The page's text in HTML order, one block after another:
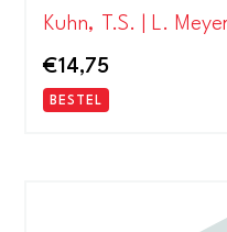
Kuhn, T.S. | L.
€14,75
BESTEL